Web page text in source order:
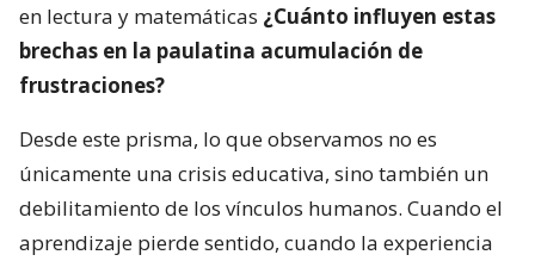
en lectura y matemáticas ¿Cuánto influyen estas
brechas en la paulatina acumulación de
frustraciones?
Desde este prisma, lo que observamos no es
únicamente una crisis educativa, sino también un
debilitamiento de los vínculos humanos. Cuando el
aprendizaje pierde sentido, cuando la experiencia